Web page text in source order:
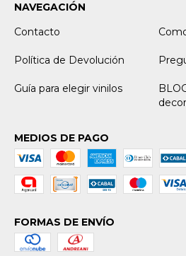
NAVEGACIÓN
Contacto
Política de Devolución
Guía para elegir vinilos
MEDIOS DE PAGO
FORMAS DE ENVÍO